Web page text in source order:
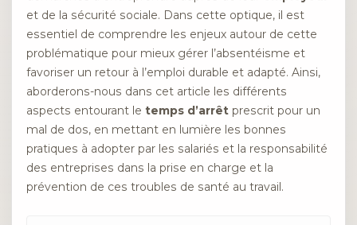
et de la sécurité sociale. Dans cette optique, il est
essentiel de comprendre les enjeux autour de cette
problématique pour mieux gérer l’absentéisme et
favoriser un retour à l’emploi durable et adapté. Ainsi,
aborderons-nous dans cet article les différents
aspects entourant le temps d’arrêt prescrit pour un
mal de dos, en mettant en lumière les bonnes
pratiques à adopter par les salariés et la responsabilité
des entreprises dans la prise en charge et la
prévention de ces troubles de santé au travail.